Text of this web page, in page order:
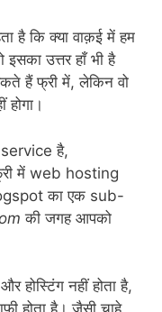
है कि क्या वाक़ई में हम
उत्तर हाँ भी है
हैं फ्री में, लेकिन वो
होगा।
है,
में web hosting
का एक sub-
की जगह आपको
होस्टिंग नहीं होता है,
होता है। जैसी चाहे,